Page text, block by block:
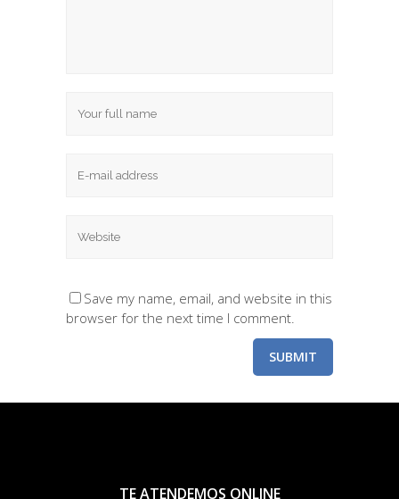
Save my name, email, and website in this
browser for the next time I comment.